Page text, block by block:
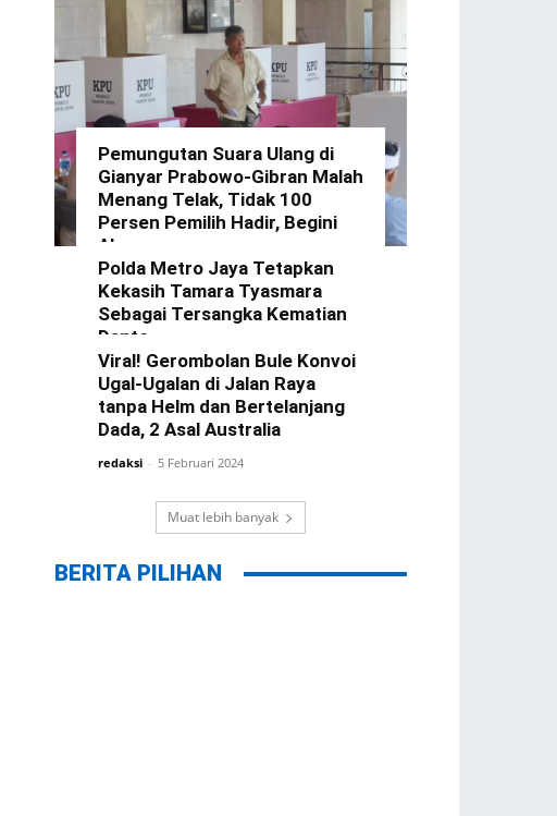
Pemungutan Suara Ulang di
Gianyar Prabowo-Gibran Malah
Menang Telak, Tidak 100
Persen Pemilih Hadir, Begini
Alasannya
redaksi - 22 Februari 2024
Polda Metro Jaya Tetapkan
Kekasih Tamara Tyasmara
Sebagai Tersangka Kematian
Dante
redaksi - 12 Februari 2024
Viral! Gerombolan Bule Konvoi
Ugal-Ugalan di Jalan Raya
tanpa Helm dan Bertelanjang
Dada, 2 Asal Australia
redaksi - 5 Februari 2024
Muat lebih banyak
BERITA PILIHAN